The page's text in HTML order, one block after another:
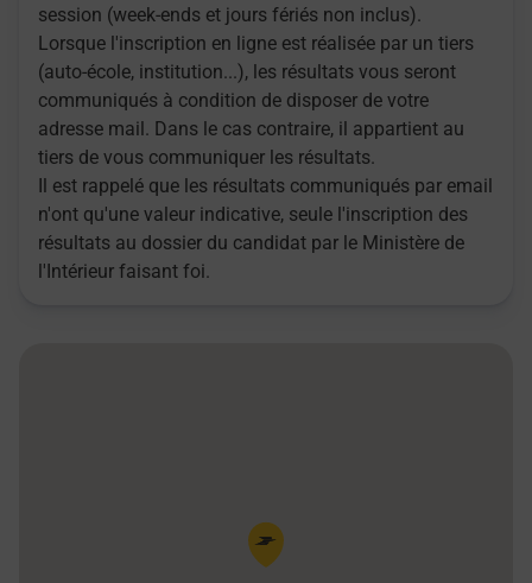
session (week-ends et jours fériés non inclus).
Lorsque l'inscription en ligne est réalisée par un tiers
(auto-école, institution...), les résultats vous seront
communiqués à condition de disposer de votre
adresse mail. Dans le cas contraire, il appartient au
tiers de vous communiquer les résultats.
Il est rappelé que les résultats communiqués par email
n'ont qu'une valeur indicative, seule l'inscription des
résultats au dossier du candidat par le Ministère de
l'Intérieur faisant foi.
Pin de la carte